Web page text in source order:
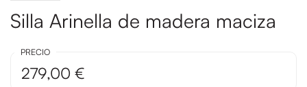
Silla Arinella de madera maciza
PRECIO
279,00 €